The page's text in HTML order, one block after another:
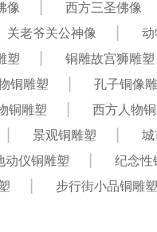
像 西方三圣佛像
关老爷关公神像 动
塑 铜雕故宫狮雕塑
铜雕塑 孔子铜像
铜雕塑 西方人物
景观铜雕塑 城
动仪铜雕塑 纪念性
步行街小品铜雕塑